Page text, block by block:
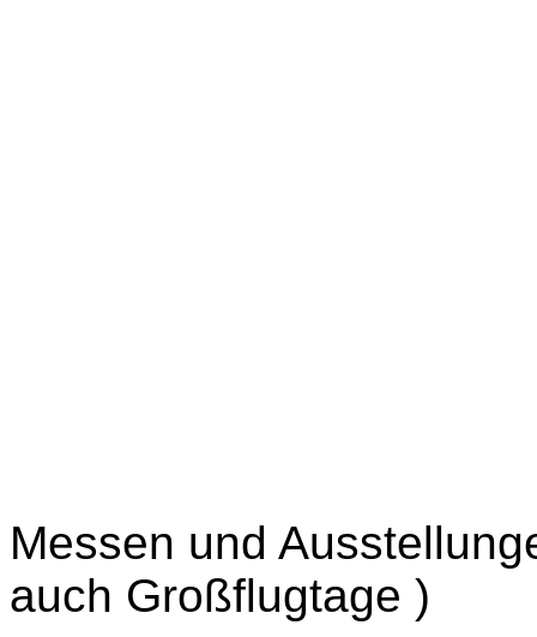
Messen und
auch Großflugtage )